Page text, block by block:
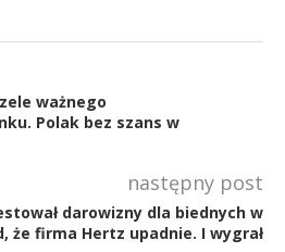
ważnego
Polak bez szans w
następny post
darowizny dla biednych w
że firma Hertz upadnie. I wygrał